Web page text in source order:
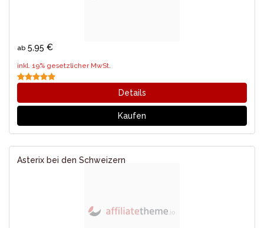
ab 5,95 €
inkl. 19% gesetzlicher MwSt.
Details
Kaufen
Asterix bei den Schweizern